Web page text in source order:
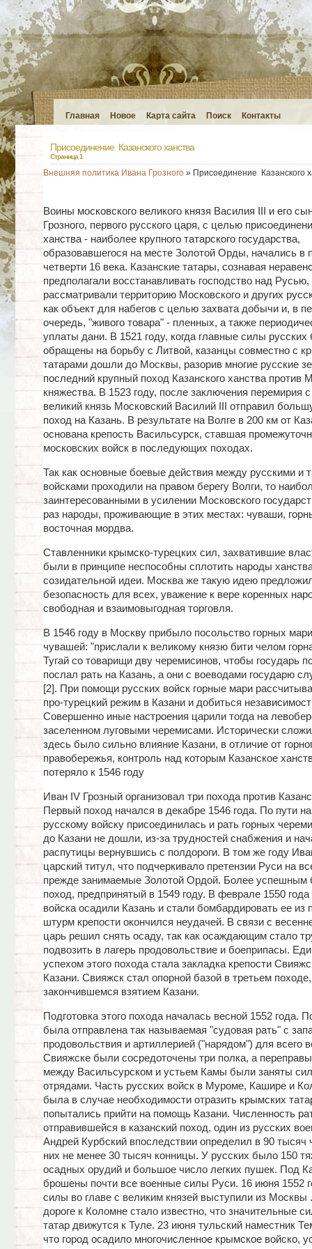
Главная Новое Карта сайта Поиск Контакты
Присоединение Казанского ханства
Страница 1
Внешняя политика Ивана Грозного» Присоединение Казанского
Воины московского великого князя Василия III и его
Грозного, первого русского царя, с целью
ханства - наиболее крупного татарского государства,
образовавшегося на месте Золотой Орды, начались в
четверти 16 века. Казанские татары, сознавая
предполагали восстанавливать господство над Русью,
рассматривали территорию Московского и других
как объект для набегов с целью захвата добычи и, в
очередь, "живого товара" - пленных, а также
уплаты дани. В 1521 году, когда главные силы русских
обращены на борьбу с Литвой, казанцы совместно с
татарами дошли до Москвы, разорив многие русские
последний крупный поход Казанского ханства против
княжества. В 1523 году, после заключения перемирия
великий князь Московский Василий III отправил
поход на Казань. В результате на Волге в 200 км от
основана крепость Васильсурск, ставшая
московских войск в последующих походах.
Так как основные боевые действия между русскими и
войсками проходили на правом берегу Волги, то
заинтересованными в усилении Московского
раз народы, проживающие в этих местах: чуваши,
восточная мордва.
Ставленники крымско-турецких сил, захватившие
были в принципе неспособны сплотить народы
созидательной идеи. Москва же такую идею
безопасность для всех, уважение к вере коренных
свободная и взаимовыгодная торговля.
В 1546 году в Москву прибыло посольство горных
чувашей: "прислали к великому князю бити челом
Тугай со товарищи дву черемисинов, чтобы государь
послал рать на Казань, а они с воеводами государю
[2]. При помощи русских войск горные мари
про-турецкий режим в Казани и добиться
Совершенно иные настроения царили тогда на
заселенном луговыми черемисами. Исторически
здесь было сильно влияние Казани, в отличие от
правобережья, контроль над которым Казанское
потеряло к 1546 году
Иван IV Грозный организовал три похода против
Первый поход начался в декабре 1546 года. По пути
русскому войску присоединилась и рать горных
до Казани не дошли, из-за трудностей снабжения и
распутицы вернувшись с полдороги. В том же году
царский титул, что подчеркивало претензии Руси на
прежде занимаемые Золотой Ордой. Более успешным
поход, предпринятый в 1549 году. В феврале 1550 года
войска осадили Казань и стали бомбардировать ее из
штурм крепости окончился неудачей. В связи с
царь решил снять осаду, так как осаждающим стало
подвозить в лагерь продовольствие и боеприпасы.
успехом этого похода стала закладка крепости
Казани. Свияжск стал опорной базой в третьем походе,
закончившемся взятием Казани.
Подготовка этого похода началась весной 1552 года.
была отправлена так называемая "судовая рать" с
продовольствия и артиллерией ("нарядом") для всего
Свияжске были сосредоточены три полка, а
между Васильсурском и устьем Камы были заняты
отрядами. Часть русских войск в Муроме, Кашире и
была в случае необходимости отразить крымских
попытались прийти на помощь Казани. Численность
отправившейся в казанский поход, один из русских
Андрей Курбский впоследствии определил в 90 тысяч
них не менее 30 тысяч конницы. У русских было 150
осадных орудий и большое число легких пушек. Под
брошены почти все военные силы Руси. 16 июня 1552
силы во главе с великим князей выступили из Москвы
дороге к Коломне стало известно, что значительные
татар движутся к Туле. 23 июня тульский наместник
что город осадило многочисленное крымское войско,